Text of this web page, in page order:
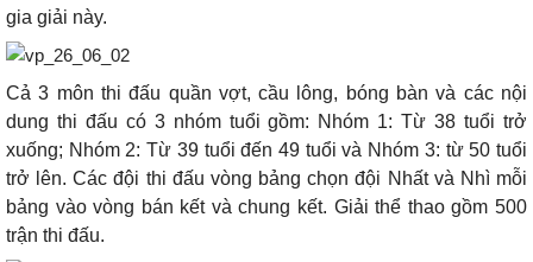
gia giải này.
Cả 3 môn thi đấu quần vợt, cầu lông, bóng bàn và các nội
dung thi đấu có 3 nhóm tuổi gồm: Nhóm 1: Từ 38 tuổi trở
xuống; Nhóm 2: Từ 39 tuổi đến 49 tuổi và Nhóm 3: từ 50 tuổi
trở lên. Các đội thi đấu vòng bảng chọn đội Nhất và Nhì mỗi
bảng vào vòng bán kết và chung kết. Giải thể thao gồm 500
trận thi đấu.